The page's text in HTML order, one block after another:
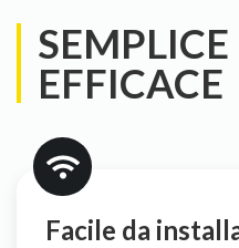
SEMPLICE
EFFICACE
Facile da